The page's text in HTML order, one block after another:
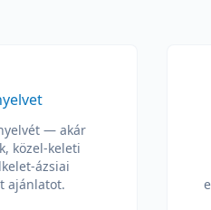
— akár
közel-keleti
ázsiai
ajánlatot.